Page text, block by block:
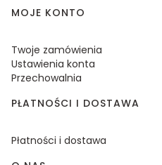
MOJE KONTO
Twoje zamówienia
Ustawienia konta
Przechowalnia
PŁATNOŚCI I DOSTAWA
Płatności i dostawa